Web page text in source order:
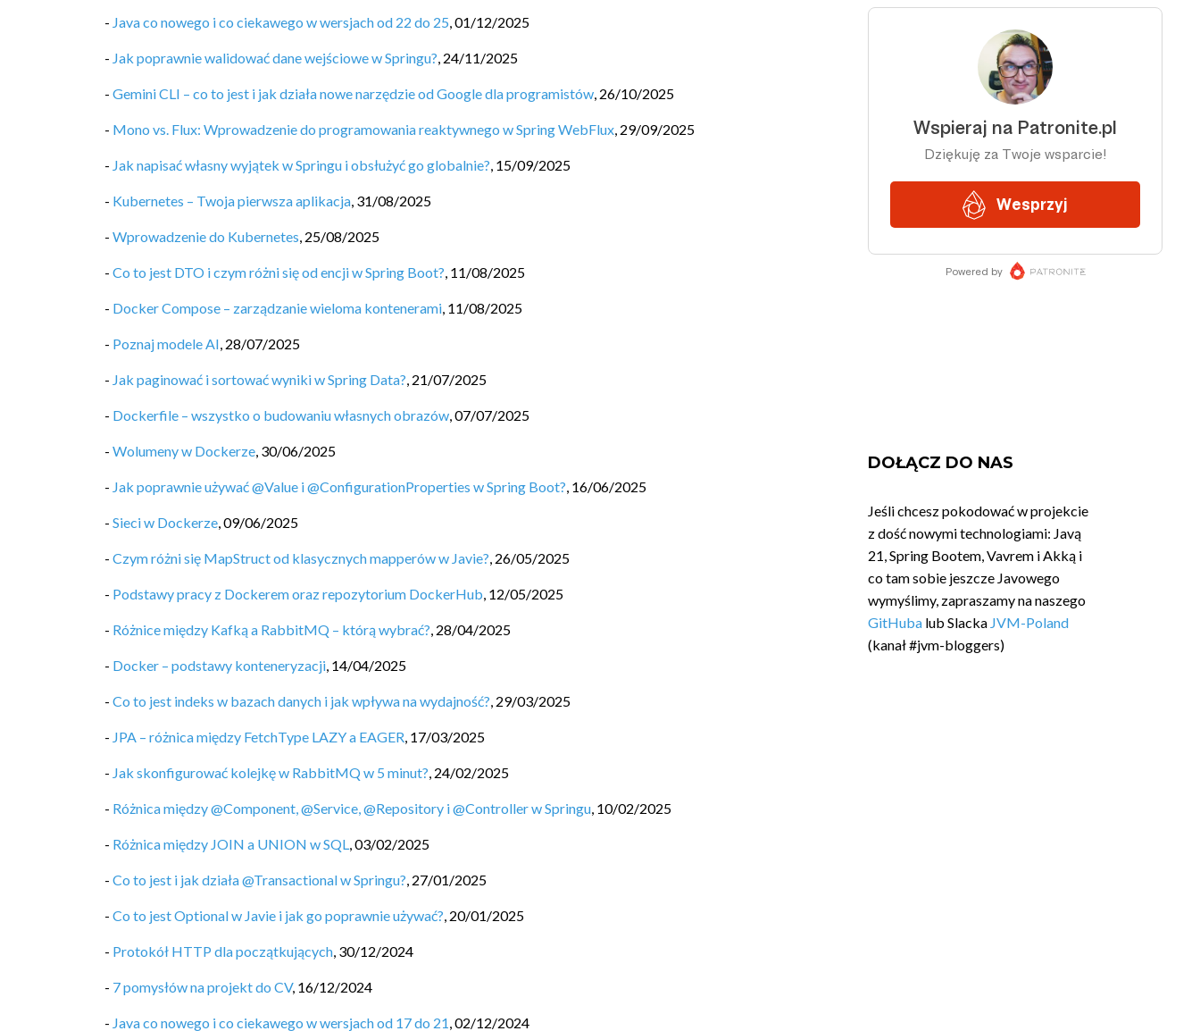
- Java co nowego i co ciekawego w wersjach od 22 do 25,01/12/2025
- Jak poprawnie walidować dane wejściowe w Springu?, 24/11/2025
- Gemini CLI – co to jest i jak działa nowe narzędzie od Google dla programistów, 26/10/2025
- Mono vs. Flux: Wprowadzenie do programowania reaktywnego w Spring WebFlux, 29/09/2025
- Jak napisać własny wyjątek w Springu i obsłużyć go globalnie?, 15/09/2025
- Kubernetes – Twoja pierwsza aplikacja, 31/08/2025
- Wprowadzenie do Kubernetes, 25/08/2025
- Co to jest DTO i czym różni się od encji w Spring Boot?, 11/08/2025
- Docker Compose – zarządzanie wieloma kontenerami, 11/08/2025
- Poznaj modele AI, 28/07/2025
- Jak paginować i sortować wyniki w Spring Data?, 21/07/2025
- Dockerfile – wszystko o budowaniu własnych obrazów,07/07/2025
- Wolumeny w Dockerze, 30/06/2025
- Jak poprawnie używać @Value i @ConfigurationProperties w Spring Boot?, 16/06/2025
- Sieci w Dockerze,09/06/2025
- Czym różni się MapStruct od klasycznych mapperów w Javie?, 26/05/2025
- Podstawy pracy z Dockerem oraz repozytorium DockerHub, 12/05/2025
- Różnice między Kafką a RabbitMQ – którą wybrać?, 28/04/2025
- Docker – podstawy konteneryzacji, 14/04/2025
- Co to jest indeks w bazach danych i jak wpływa na wydajność?, 29/03/2025
- JPA – różnica między FetchType LAZY a EAGER, 17/03/2025
- Jak skonfigurować kolejkę w RabbitMQ w 5 minut?, 24/02/2025
- Różnica między @Component, @Service, @Repository i @Controller w Springu, 10/02/2025
- Różnica między JOIN a UNION w SQL,03/02/2025
- Co to jest i jak działa @Transactional w Springu?, 27/01/2025
- Co to jest Optional w Javie i jak go poprawnie używać?, 20/01/2025
- Protokół HTTP dla początkujących, 30/12/2024
- 7 pomysłów na projekt do CV, 16/12/2024
- Java co nowego i co ciekawego w wersjach od 17 do 21,02/12/2024
DOŁĄCZ DO NAS
Jeśli chcesz pokodować w projekcie
z dość nowymi technologiami: Javą
21, Spring Bootem, Vavrem i Akką i
co tam sobie jeszcze Javowego
wymyślimy, zapraszamy na naszego
GitHuba lub Slacka JVM-Poland
(kanał #jvm-bloggers)